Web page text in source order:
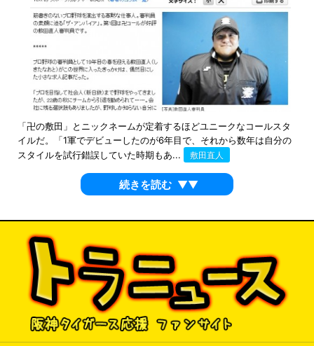
「卍の敷田」とニックネームが定着するほどユニークなコールスタ
イルだ。「1軍でデビューしたのが6年目で、それから数年は自分の
スタイルを試行錯誤していた時期もあ...
敷田直人
続きを読む ▼▼